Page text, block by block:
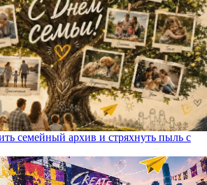
семейный архив и стряхнуть пыль с